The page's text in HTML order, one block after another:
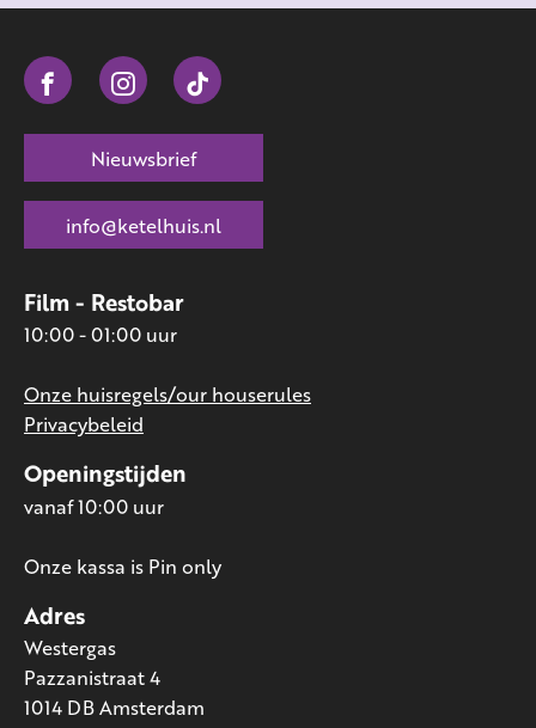
Adres
Westergas
Pazzanistraat 4
1014 DB Amsterdam
Openingstijden
vanaf 10:00 uur
Onze kassa is Pin only
Film - Restobar
10:00 - 01:00 uur
Onze huisregels/our houserules
Privacybeleid
Nieuwsbrief
info@ketelhuis.nl